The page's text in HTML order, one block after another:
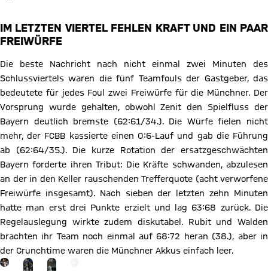
IM LETZTEN VIERTEL FEHLEN KRAFT UND EIN PAAR
FREIWÜRFE
Die beste Nachricht nach nicht einmal zwei Minuten des
Schlussviertels waren die fünf Teamfouls der Gastgeber, das
bedeutete für jedes Foul zwei Freiwürfe für die Münchner. Der
Vorsprung wurde gehalten, obwohl Zenit den Spielfluss der
Bayern deutlich bremste (62:61/34.). Die Würfe fielen nicht
mehr, der FCBB kassierte einen 0:6-Lauf und gab die Führung
ab (62:64/35.). Die kurze Rotation der ersatzgeschwächten
Bayern forderte ihren Tribut: Die Kräfte schwanden, abzulesen
an der in den Keller rauschenden Trefferquote (acht verworfene
Freiwürfe insgesamt). Nach sieben der letzten zehn Minuten
hatte man erst drei Punkte erzielt und lag 63:68 zurück. Die
Regelauslegung wirkte zudem diskutabel. Rubit und Walden
brachten ihr Team noch einmal auf 68:72 heran (38.), aber in
der Crunchtime waren die Münchner Akkus einfach leer.
Gehe zu Gallerie Seite: mehr